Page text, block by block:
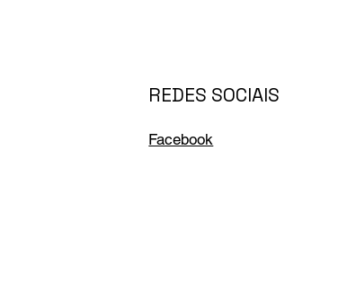
REDES SOCIAIS
Facebook